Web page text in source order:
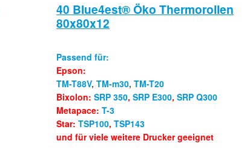
40 Blue4est® Öko Thermorollen
80x80x12
Passend für:
Epson:
TM-T88V,TM-m30,TM-T20
Bixolon:SRP 350,SRP E300,SRP Q300
Metapace:T-3
Star:TSP100,TSP143
und für viele weitere Drucker geeignet